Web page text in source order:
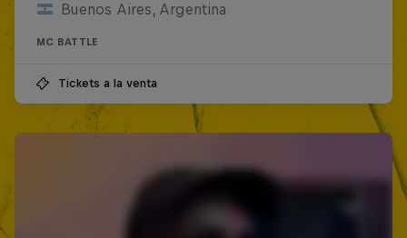
Buenos Aires, Argentina
MC BATTLE
Tickets a la venta